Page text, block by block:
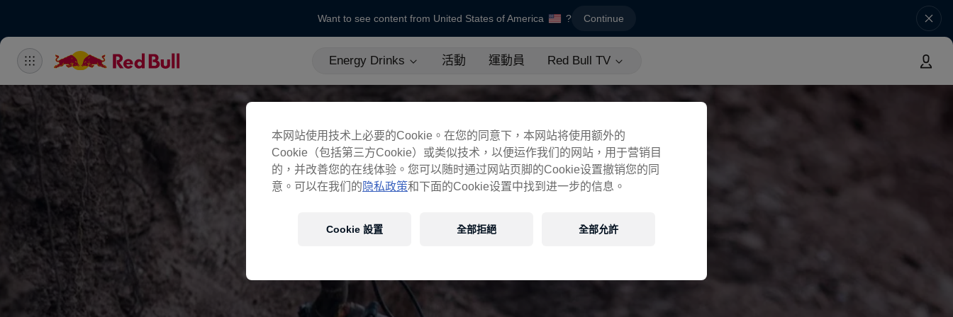
Want to see content from United States of America ? Continue
Energy Drinks 活動 運動員 Red Bull TV
本网站使用技术上必要的Cookie。在您的同意下，本网站将使用额外的
Cookie（包括第三方Cookie）或类似技术，以便运作我们的网站，用于营销目
的，并改善您的在线体验。您可以随时通过网站页脚的Cookie设置撤销您的同
意。可以在我们的 隐私政策和下面的Cookie设置中找到进一步的信息。
Cookie 設置 全部拒絕 全部允許